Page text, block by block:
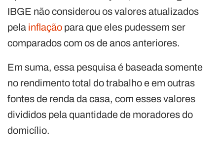
IBGE não considerou os valores atualizados
pela inflação para que eles pudessem ser
comparados com os de anos anteriores.
Em suma, essa pesquisa é baseada somente
no rendimento total do trabalho e em outras
fontes de renda da casa, com esses valores
divididos pela quantidade de moradores do
domicílio.